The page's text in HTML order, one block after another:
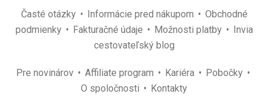
Časté otázky Informácie pred nákupom
Obchodné
podmienky
Fakturačné údaje Možnosti platby
Invia
cestovateľský blog
Pre novinárov Affiliate program Kariéra
Pobočky
O spoločnosti
Kontakty